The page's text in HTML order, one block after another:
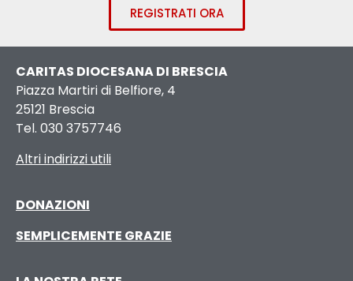
REGISTRATI ORA
CARITAS DIOCESANA DI BRESCIA
Piazza Martiri di Belfiore, 4
25121 Brescia
Tel. 030 3757746
Altri indirizzi utili
DONAZIONI
SEMPLICEMENTE GRAZIE